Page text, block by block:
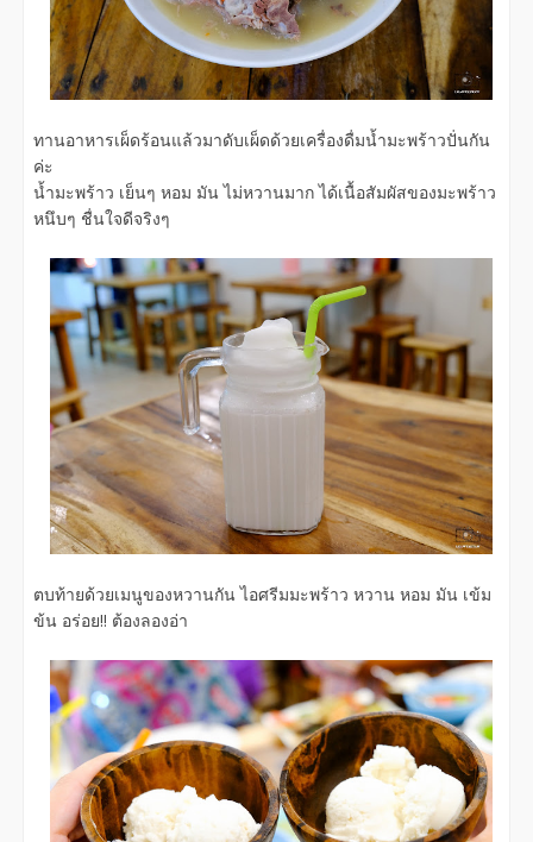
ทานอาหารเผ็ดร้อนแล้วมาดับเผ็ดด้วยเครื่องดื่มน้ำมะพร้าวปั่นกัน
ค่ะ
น้ำมะพร้าว เย็นๆ หอม มัน ไม่หวานมาก ได้เนื้อสัมผัสของมะพร้าว
หนึบๆ ชื่นใจดีจริงๆ
ตบท้ายด้วยเมนูของหวานกัน ไอศรีมมะพร้าว หวาน หอม มัน เข้ม
ข้น อร่อย!! ต้องลองอ่า